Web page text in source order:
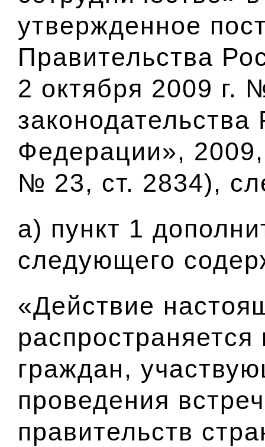
утвержденное
Правительства
2 октября 2009 г.
законодательства
Федерации»,
№ 23, ст. 2834),
а) пункт 1
следующего
«Действие
граждан,
проведения
правительств